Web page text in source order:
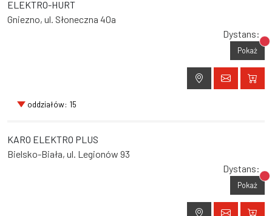
ELEKTRO-HURT
Gniezno, ul. Słoneczna 40a
Dystans:
Pokaż
oddziałów: 15
KARO ELEKTRO PLUS
Bielsko-Biała, ul. Legionów 93
Dystans:
Pokaż